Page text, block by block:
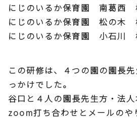
にじのいるか保育園 南葛西
にじのいるか保育園 松の木
にじのいるか保育園 小石川
この研修は、４つの園の園長
っかけでした。
谷口と４人の園長先生方・法人
zoom打ち合わせとメールのや